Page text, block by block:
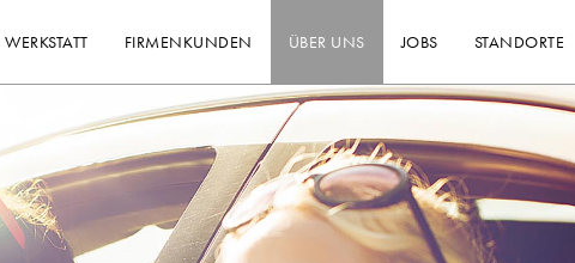
WERKSTATT FIRMENKUNDEN ÜBER UNS JOBS STANDORTE